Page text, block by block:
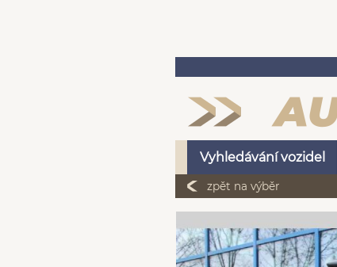
Vyhledávání vozidel
zpět na výběr